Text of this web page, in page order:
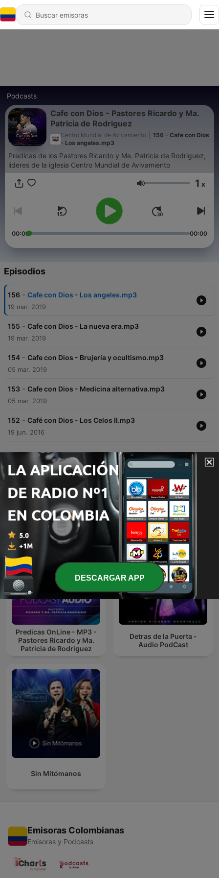
Podcasts
Cafe con Dios - Pastores Ricardo y Ma.
Patricia de Rodriguez
Centro Mundial de Avivamiento
156 - Cafe con Dios
- Los angeles.mp3
Predicas de los Pastores Ricardo y Ma. Patricia de Rodriguez,
lideres de la iglesia Centro Mundial de Avivamiento
Volumen 1 x
00:00 00:00
Episodios
156 - Cafe con Dios - Los angeles.mp3
19 mar. 2019
155 - Cafe con Dios - La nueva era.mp3
19 mar. 2019
154 - Cafe con Dios - Brujería y ocultismo.mp3
05 mar. 2019
153 - Cafe con Dios - Medicina alternativa.mp3
05 mar. 2019
152 - Café con Dios - Los Celos II.mp3
19 jun. 2016
Mostrar más episodios
Podcasts de Aviva2
Predicas OnLine - MP3 -
Pastores Ricardo y Ma.
Patricia de Rodriguez
Detras de la Puerta -
Audio PodCast
Sin Mitómanos
Emisoras Colombianas
Emisoras y Podcasts
DESCARGAR APP